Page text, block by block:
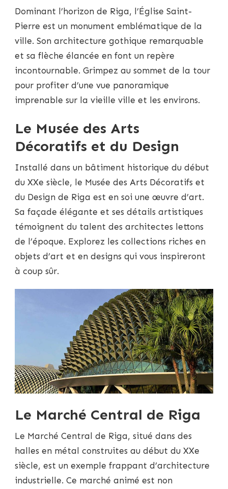
Dominant l’horizon de Riga, l’Église Saint-
Pierre est un monument emblématique de la
ville. Son architecture gothique remarquable
et sa flèche élancée en font un repère
incontournable. Grimpez au sommet de la tour
pour profiter d’une vue panoramique
imprenable sur la vieille ville et les environs.
Le Musée des Arts
Décoratifs et du Design
Installé dans un bâtiment historique du début
du XXe siècle, le Musée des Arts Décoratifs et
du Design de Riga est en soi une œuvre d’art.
Sa façade élégante et ses détails artistiques
témoignent du talent des architectes lettons
de l’époque. Explorez les collections riches en
objets d’art et en designs qui vous inspireront
à coup sûr.
Le Marché Central de Riga
Le Marché Central de Riga, situé dans des
halles en métal construites au début du XXe
siècle, est un exemple frappant d’architecture
industrielle. Ce marché animé est non